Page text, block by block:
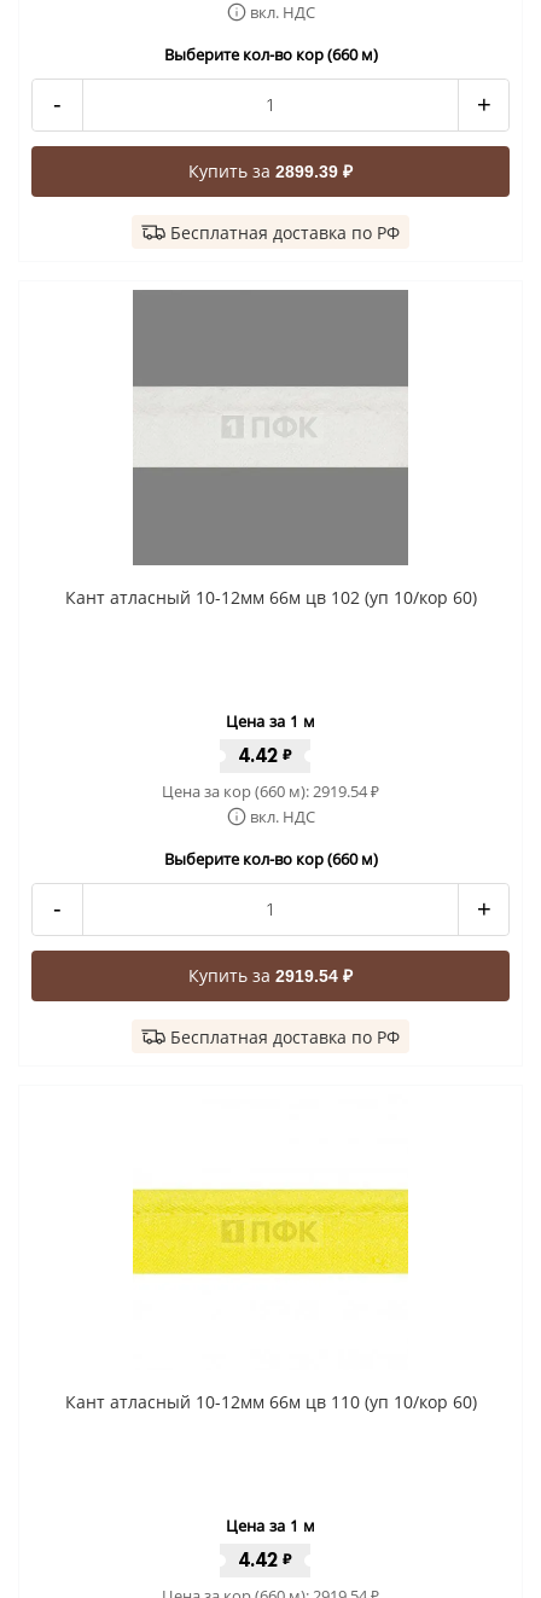
вкл. НДС
Выберите кол-во кор (660 м)
- +
Купить за 2899.39 ₽
Бесплатная доставка по РФ
Кант атласный 10-12мм 66м цв 102 (уп 10/кор 60)
Цена за 1 м
4.42 ₽
Цена за кор (660 м): 2919.54₽
вкл. НДС
Выберите кол-во кор (660 м)
- +
Купить за 2919.54 ₽
Бесплатная доставка по РФ
Кант атласный 10-12мм 66м цв 110 (уп 10/кор 60)
Цена за 1 м
4.42 ₽